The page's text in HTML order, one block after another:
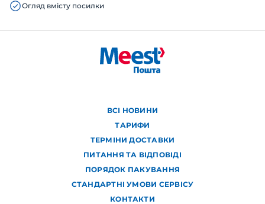
Огляд вмісту посилки
ВСІ НОВИНИ
ТАРИФИ
ТЕРМІНИ ДОСТАВКИ
ПИТАННЯ ТА ВІДПОВІДІ
ПОРЯДОК ПАКУВАННЯ
СТАНДАРТНІ УМОВИ СЕРВІСУ
КОНТАКТИ